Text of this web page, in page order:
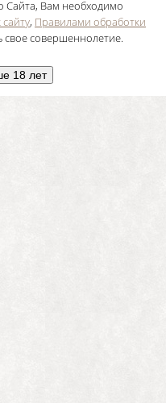
Сайта, Вам необходимо
, Правилами обработки
свое совершеннолетие.
18 лет